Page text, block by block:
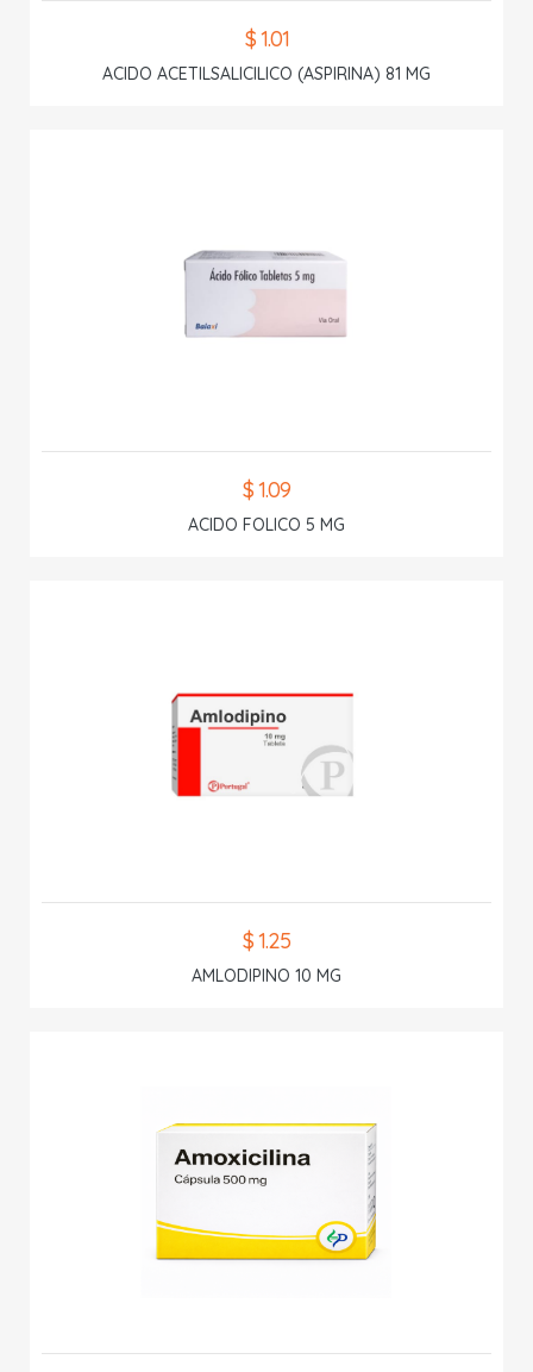
$ 1.01
ACIDO ACETILSALICILICO (ASPIRINA) 81 MG
$ 1.09
ACIDO FOLICO 5 MG
$ 1.25
AMLODIPINO 10 MG